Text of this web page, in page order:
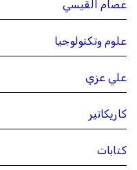
عصام القيسي
علوم وتكنولوجيا
علي عزي
كاريكاتير
كتابات